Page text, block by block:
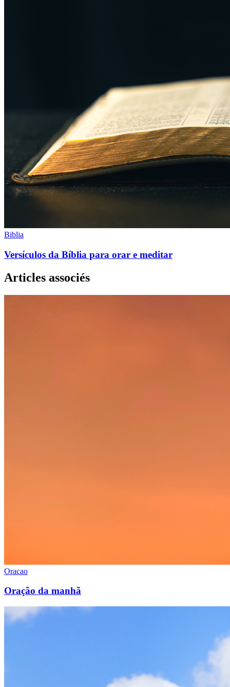
Biblia
Versículos da Bíblia para orar e meditar
Articles associés
Oracao
Oração da manhã